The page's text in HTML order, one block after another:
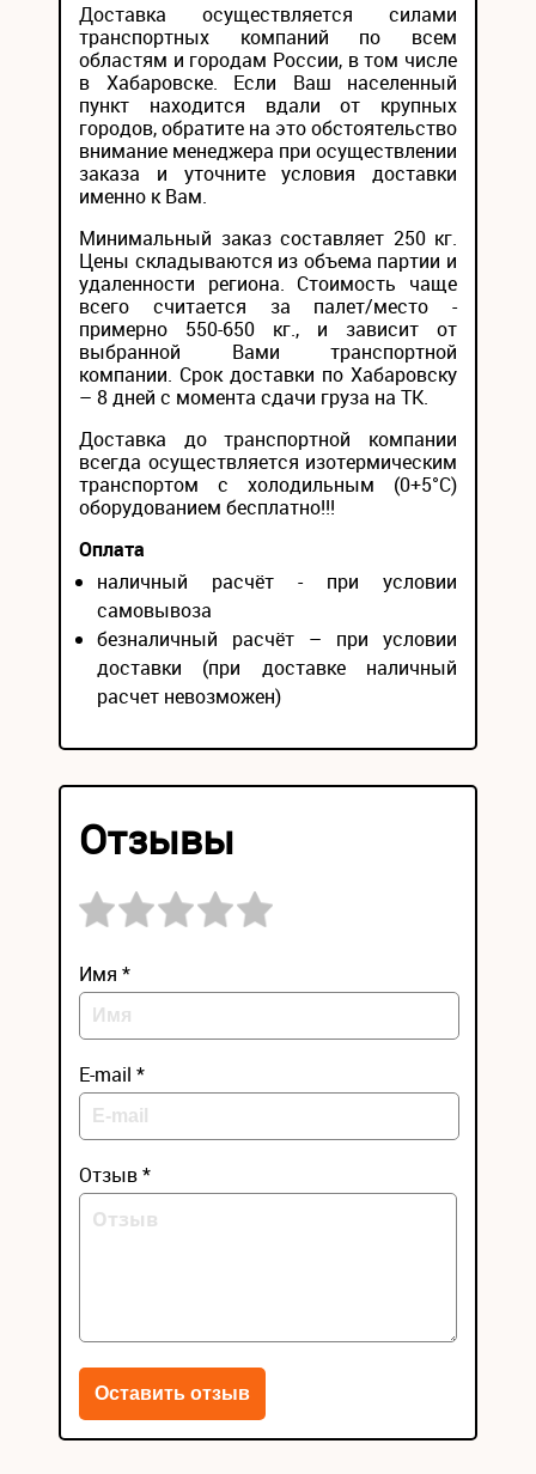
Доставка осуществляется силами
транспортных компаний по всем
областям и городам России, в том числе
в Хабаровске. Если Ваш населенный
пункт находится вдали от крупных
городов, обратите на это обстоятельство
внимание менеджера при осуществлении
заказа и уточните условия доставки
именно к Вам.
Минимальный заказ составляет 250 кг.
Цены складываются из объема партии и
удаленности региона. Стоимость чаще
всего считается за палет/место -
примерно 550-650 кг., и зависит от
выбранной Вами транспортной
компании. Срок доставки по Хабаровску
– 8 дней с момента сдачи груза на ТК.
Доставка до транспортной компании
всегда осуществляется изотермическим
транспортом с холодильным (0+5°С)
оборудованием бесплатно!!!
Оплата
наличный расчёт - при условии
самовывоза
безналичный расчёт – при условии
доставки (при доставке наличный
расчет невозможен)
Отзывы
Имя *
E-mail *
Отзыв *